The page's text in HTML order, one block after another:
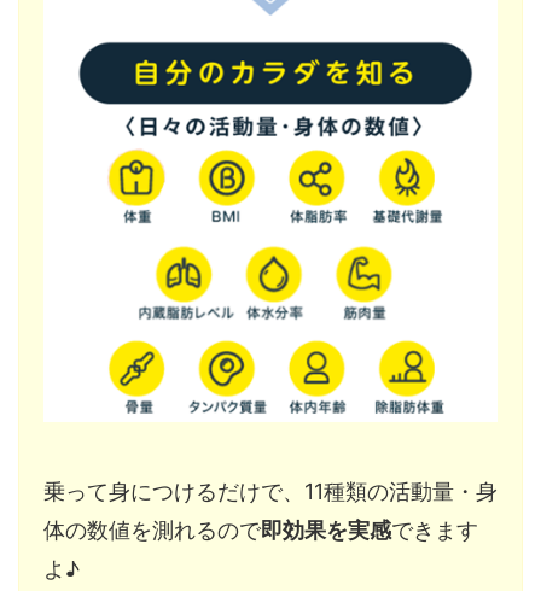
乗って身につけるだけで、11種類の活動量・身
体の数値を測れるので即効果を実感できます
よ♪